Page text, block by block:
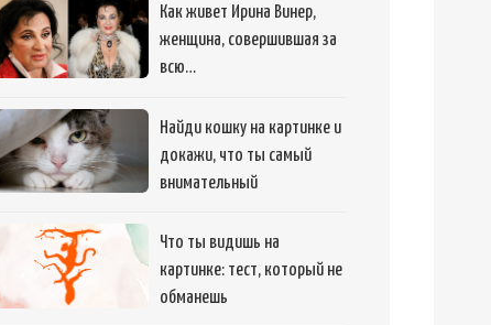
Как живет Ирина Винер,
женщина, совершившая за
всю…
Найди кошку на картинке и
докажи, что ты самый
внимательный
Что ты видишь на
картинке: тест, который не
обманешь